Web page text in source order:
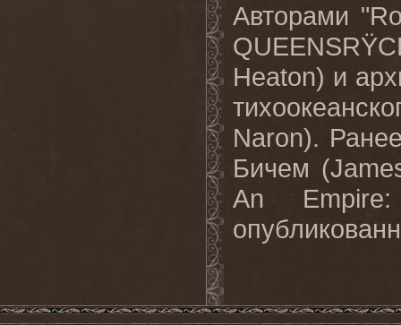
Авторами "
QUEENSRŸ
Heaton) и
Naron).
Бичем (
An
Empire